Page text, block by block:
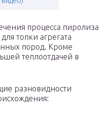
процесса пиролиза
топки агрегата
пород. Кроме
теплоотдачей в
разновидности